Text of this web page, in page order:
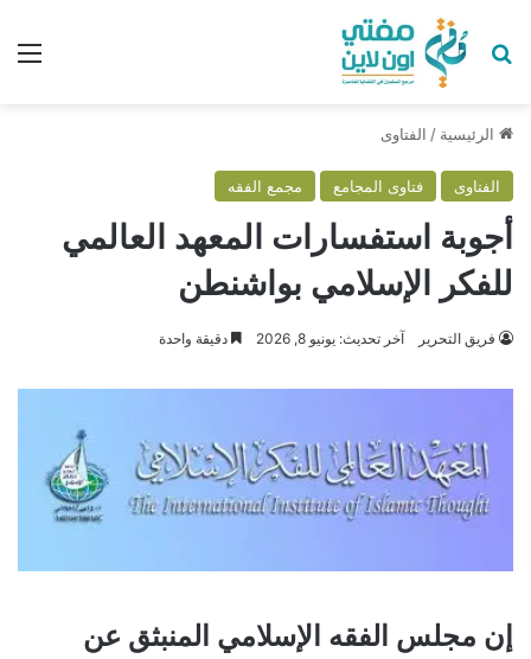
بحث عن
الرئيسية / الفتاوى
الفتاوى فتاوى المجامع مجمع الفقه
أجوبة استفسارات المعهد العالمي
للفكر الإسلامي بواشنطن
فريق التحرير آخر تحديث: يونيو 8, 2026 دقيقة واحدة
إن مجلس الفقه الإسلامي المنبثق عن